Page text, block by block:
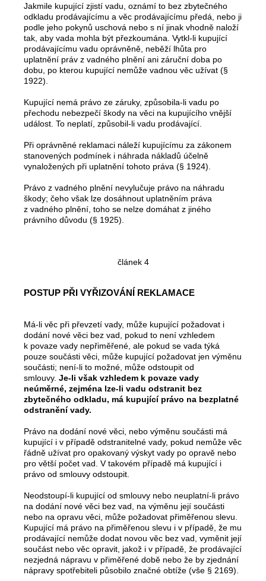
Jakmile kupující zjistí vadu, oznámí to bez zbytečného
odkladu prodávajícímu a věc prodávajícímu předá, nebo ji
podle jeho pokynů uschová nebo s ní jinak vhodně naloží
tak, aby vada mohla být přezkoumána. Vytkl-li kupující
prodávajícímu vadu oprávněně, neběží lhůta pro
uplatnění práv z vadného plnění ani záruční doba po
dobu, po kterou kupující nemůže vadnou věc užívat (§
1922).
Kupující nemá právo ze záruky, způsobila-li vadu po
přechodu nebezpečí škody na věci na kupujícího vnější
událost. To neplatí, způsobil-li vadu prodávající.
Při oprávněné reklamaci náleží kupujícímu za zákonem
stanovených podmínek i náhrada nákladů účelně
vynaložených při uplatnění tohoto práva (§ 1924).
Právo z vadného plnění nevylučuje právo na náhradu
škody; čeho však lze dosáhnout uplatněním práva
z vadného plnění, toho se nelze domáhat z jiného
právního důvodu (§ 1925).
článek 4
POSTUP PŘI VYŘIZOVÁNÍ REKLAMACE
Má-li věc při převzetí vady, může kupující požadovat i
dodání nové věci bez vad, pokud to není vzhledem
k povaze vady nepřiměřené, ale pokud se vada týká
pouze součásti věci, může kupující požadovat jen výměnu
součásti; není-li to možné, může odstoupit od
smlouvy. Je-li však vzhledem k povaze vady
neúměrné, zejména lze-li vadu odstranit bez
zbytečného odkladu, má kupující právo na bezplatné
odstranění vady.
Právo na dodání nové věci, nebo výměnu součásti má
kupující i v případě odstranitelné vady, pokud nemůže věc
řádně užívat pro opakovaný výskyt vady po opravě nebo
pro větší počet vad. V takovém případě má kupující i
právo od smlouvy odstoupit.
Neodstoupí-li kupující od smlouvy nebo neuplatní-li právo
na dodání nové věci bez vad, na výměnu její součásti
nebo na opravu věci, může požadovat přiměřenou slevu.
Kupující má právo na přiměřenou slevu i v případě, že mu
prodávající nemůže dodat novou věc bez vad, vyměnit její
součást nebo věc opravit, jakož i v případě, že prodávající
nezjedná nápravu v přiměřené době nebo že by zjednání
nápravy spotřebiteli působilo značné obtíže (vše § 2169).